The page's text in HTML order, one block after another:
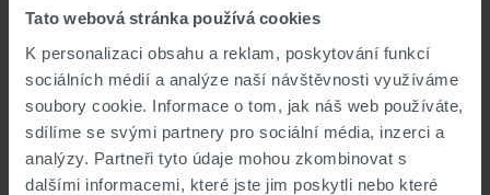
Tato webová stránka používá cookies
K personalizaci obsahu a reklam, poskytování funkcí
sociálních médií a analýze naší návštěvnosti využíváme
soubory cookie. Informace o tom, jak náš web používáte,
sdílíme se svými partnery pro sociální média, inzerci a
analýzy. Partneři tyto údaje mohou zkombinovat s
dalšími informacemi, které jste jim poskytli nebo které